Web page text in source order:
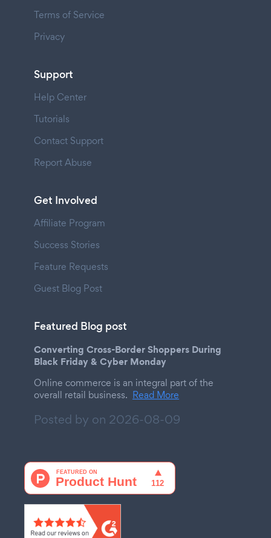
Terms of Service
Privacy
Support
Help Center
Tutorials
Contact Support
Report Abuse
Get Involved
Affiliate Program
Success Stories
Feature Requests
Guest Blog Post
Featured Blog post
Converting Cross-Border Shoppers During
Black Friday & Cyber Monday
Online commerce is an integral part of the
overall retail business. Read More
Posted by on 2026-08-09